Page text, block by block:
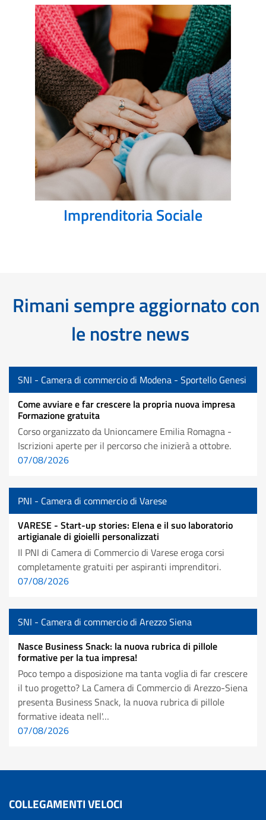
Imprenditoria Sociale
Rimani sempre aggiornato con
le nostre news
SNI - Camera di commercio di Modena - Sportello Genesi
Come avviare e far crescere la propria nuova impresa
Formazione gratuita
Corso organizzato da Unioncamere Emilia Romagna -
Iscrizioni aperte per il percorso che inizierà a ottobre.
07/08/2026
PNI - Camera di commercio di Varese
VARESE - Start-up stories: Elena e il suo laboratorio
artigianale di gioielli personalizzati
Il PNI di Camera di Commercio di Varese eroga corsi
completamente gratuiti per aspiranti imprenditori.
07/08/2026
SNI - Camera di commercio di Arezzo Siena
Nasce Business Snack: la nuova rubrica di pillole
formative per la tua impresa!
Poco tempo a disposizione ma tanta voglia di far crescere
il tuo progetto? La Camera di Commercio di Arezzo-Siena
presenta Business Snack, la nuova rubrica di pillole
formative ideata nell'…
07/08/2026
COLLEGAMENTI VELOCI